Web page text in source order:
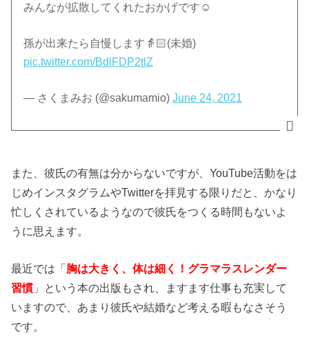
みんなが拡散してくれたおかげです☺️
孫が出来たら自慢します👵🏻(未婚)
pic.twitter.com/BdlFDP2tlZ
— さくまみお (@sakumamio)June 24, 2021
また、彼氏の有無は分からないですが、YouTube活動をは
じめインスタグラムやTwitterを拝見する限りだと、かなり
忙しくされているようなので彼氏をつくる時間もないよ
うに思えます。
最近では「 胸は大きく、体は細く！グラマラスレンダー
習慣」という本の出版もされ、ますます仕事も充実して
いますので、あまり彼氏や結婚など考える暇もなさそう
です。